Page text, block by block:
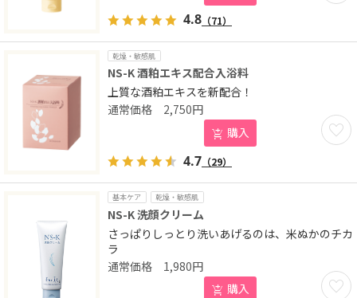
4.8 （71）
乾燥・敏感肌
NS-K 酒粕エキス配合入浴料
上質な酒粕エキスを新配合！
お気
2,750円
購入
4.7 （29）
基本ケア 乾燥・敏感肌
NS-K 洗顔クリーム
さっぱりしっとり洗いあげるのは、米ぬかのチカ
ラ
お気
1,980円
購入